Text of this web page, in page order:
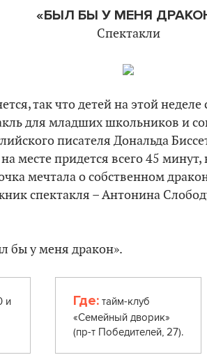
«БЫЛ БЫ У МЕНЯ
Спектакли
так что детей на этой
для младших школьников и
писателя Дональда
месте придется всего 45
мечтала о собственном
спектакля – Антонина
бы у меня дракон».
и
Где:тайм-клуб
«Семейный дворик»
(пр-т Победителей, 27).